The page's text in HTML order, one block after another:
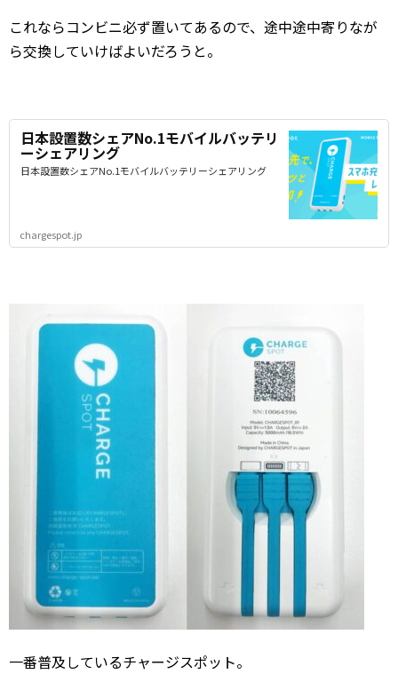
これならコンビニ必ず置いてあるので、途中途中寄りなが
ら交換していけばよいだろうと。
日本設置数シェアNo.1モバイルバッテリ
ーシェアリング
日本設置数シェアNo.1モバイルバッテリーシェアリング
chargespot.jp
一番普及しているチャージスポット。